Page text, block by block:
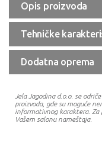
Opis proizvoda
Tehničke
Dodatna oprema
Jela Jagodina d.o.o. se
proizvoda, gde su moguće
informativnog karaktera. Za
Vašem salonu nameštaja.